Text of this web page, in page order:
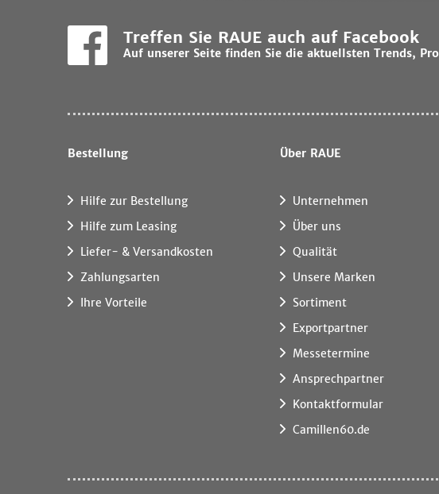
Treffen Sie RAUE auch auf Facebook
Auf unserer Seite finden Sie die aktuellsten Trends,
Bestellung
Hilfe zur Bestellung
Hilfe zum Leasing
Liefer- & Versandkosten
Zahlungsarten
Ihre Vorteile
Über RAUE
Unternehmen
Über uns
Qualität
Unsere Marken
Sortiment
Exportpartner
Messetermine
Ansprechpartner
Kontaktformular
Camillen60.de